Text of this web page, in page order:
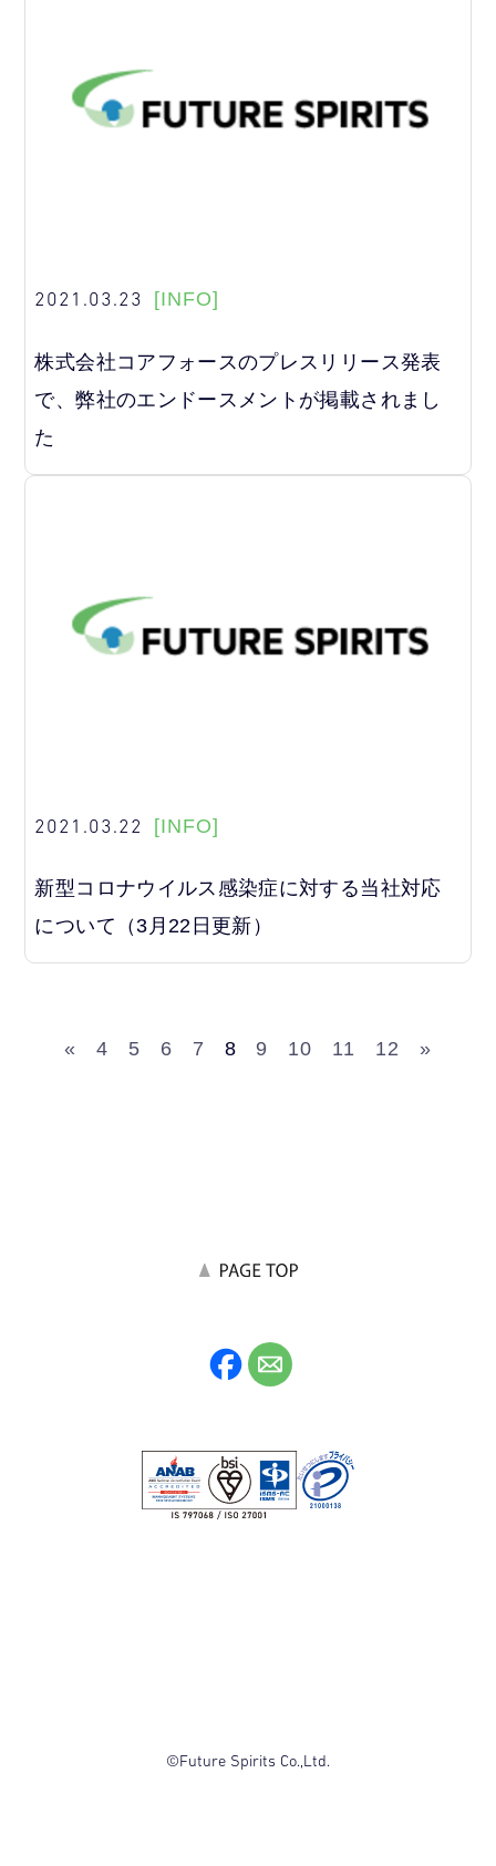
2021.03.23 [INFO]
株式会社コアフォースのプレスリリース発表
で、弊社のエンドースメントが掲載されまし
た
2021.03.22 [INFO]
新型コロナウイルス感染症に対する当社対応
について（3月22日更新）
« 4 5 6 7 8 9 10 11 12 »
©Future Spirits Co.,Ltd.